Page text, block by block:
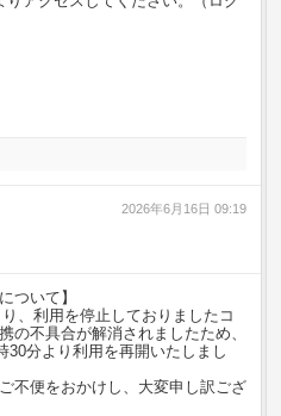
2026年6月16日 09:19
ついて】
、利用を停止しておりましたコ
の不具合が解消されましたため、
30分より利用を再開いたしまし
不便をおかけし、大変申し訳ござ